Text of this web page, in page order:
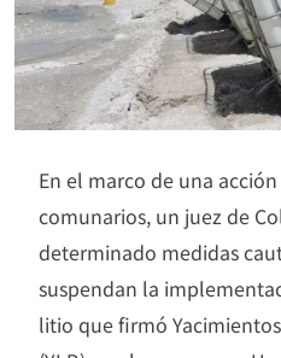
En el marco de una
comunarios, un juez de
determinado medidas
suspendan la
litio que firmó